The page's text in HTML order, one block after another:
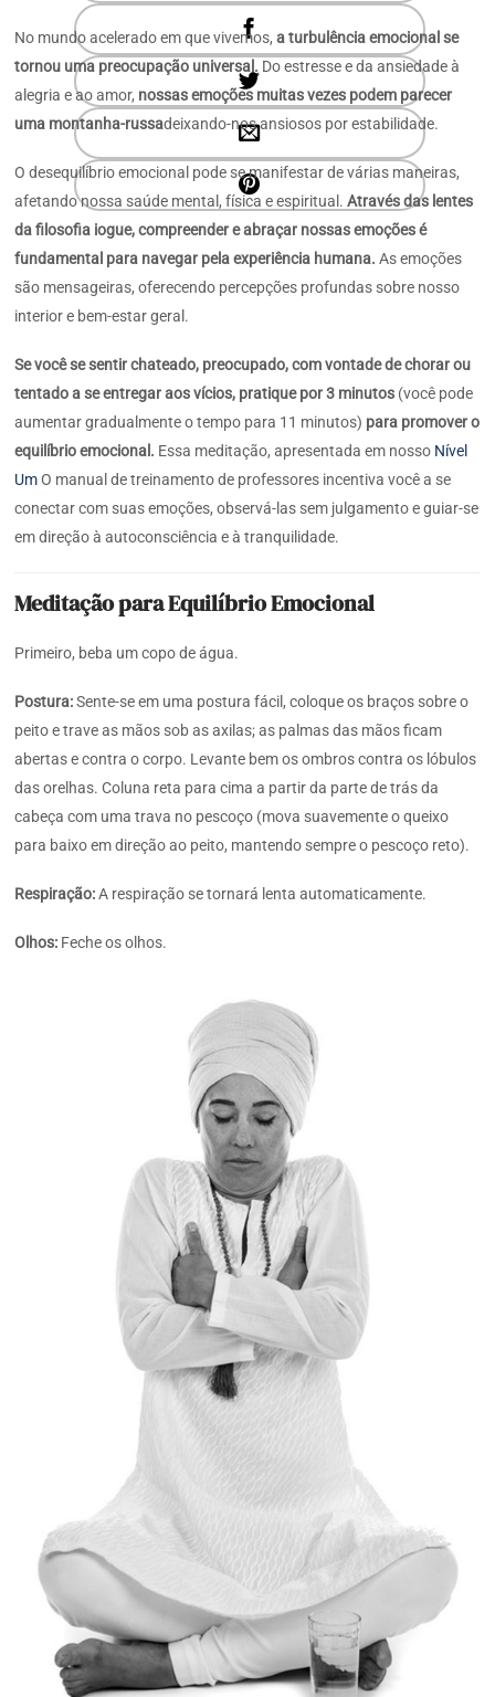
No mundo acelerado em que vivemos,a turbulência emocional se
tornou uma preocupação universal. Do estresse e da ansiedade à
alegria e ao amor, nossas emoções muitas vezes podem parecer
uma montanha-russadeixando-nos ansiosos por estabilidade.
O desequilíbrio emocional pode se manifestar de várias maneiras,
afetando nossa saúde mental, física e espiritual.Através das lentes
da filosofia iogue, compreender e abraçar nossas emoções é
fundamental para navegar pela experiência humana. As emoções
são mensageiras, oferecendo percepções profundas sobre nosso
interior e bem-estar geral.
Se você se sentir chateado, preocupado, com vontade de chorar ou
tentado a se entregar aos vícios, pratique por 3 minutos (você pode
aumentar gradualmente o tempo para 11 minutos) para promover o
equilíbrio emocional. Essa meditação, apresentada em nosso Nível
UmO manual de treinamento de professores incentiva você a se
conectar com suas emoções, observá-las sem julgamento e guiar-se
em direção à autoconsciência e à tranquilidade.
Meditação para Equilíbrio Emocional
Primeiro, beba um copo de água.
Postura:Sente-se em uma postura fácil, coloque os braços sobre o
peito e trave as mãos sob as axilas; as palmas das mãos ficam
abertas e contra o corpo. Levante bem os ombros contra os lóbulos
das orelhas. Coluna reta para cima a partir da parte de trás da
cabeça com uma trava no pescoço (mova suavemente o queixo
para baixo em direção ao peito, mantendo sempre o pescoço reto).
Respiração:A respiração se tornará lenta automaticamente.
Olhos: Feche os olhos.